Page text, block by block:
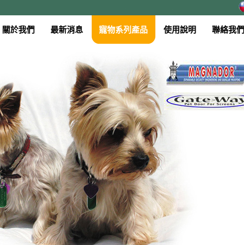
關於我們 最新消息 寵物系列產品 使用說明 聯絡我們